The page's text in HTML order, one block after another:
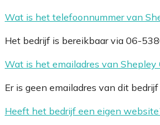
Wat is het telefoonnummer van
Het bedrijf is bereikbaar via 06-
Wat is het emailadres van Shepley
Er is geen emailadres van dit bedrijf
Heeft het bedrijf een eigen